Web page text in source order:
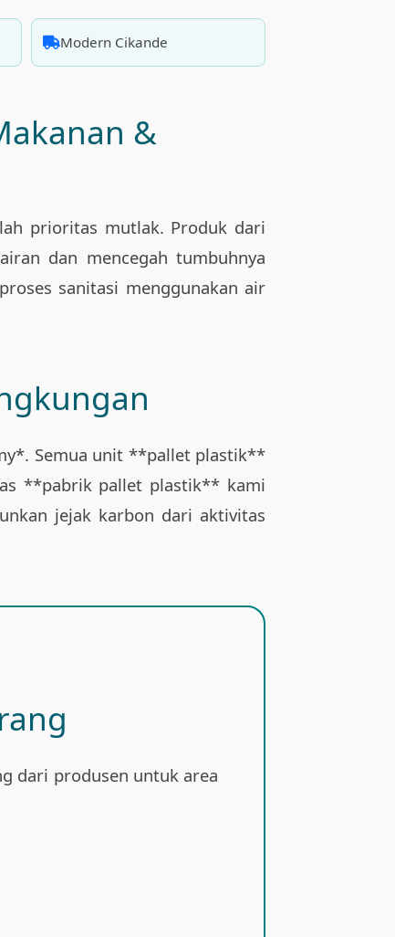
Modern Cikande
&
prioritas mutlak. Produk dari
dan mencegah tumbuhnya
sanitasi menggunakan air
Semua unit **pallet plastik**
**pabrik pallet plastik** kami
jejak karbon dari aktivitas
dari produsen untuk area